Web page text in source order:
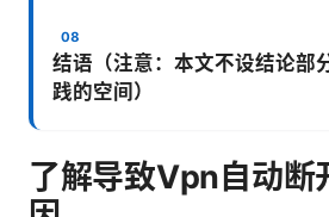
结语（注意：本文不设结论部
践的空间）
了解导致Vpn自动断